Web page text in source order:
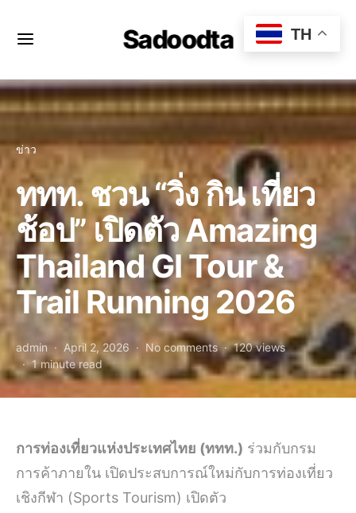
Sadoodta
ข่าว
ททท. ชวน “วิ่ง กิน เที่ยว
ช้อป” เปิดตัว Amazing
Thailand GI Tour &
Trail Running 2026
admin April 2, 2026 No comments
120 views
1 minute read
การท่องเที่ยวแห่งประเทศไทย (ททท.) ร่วมกับกรม
การค้าภายใน เปิดประสบการณ์ใหม่กับการท่องเที่ยว
เชิงกีฬา (Sports Tourism) เปิดตัว
TH